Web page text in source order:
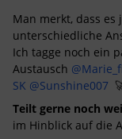
Man merkt, dass es
unterschiedliche
Ich tagge noch ein
Austausch
SK @Sunshine007
Teilt gerne noch
im Hinblick auf die